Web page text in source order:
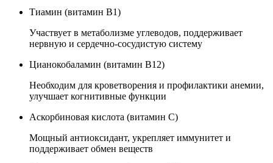
Тиамин (витамин B1)
Участвует в метаболизме углеводов, поддерживает
нервную и сердечно-сосудистую систему
Цианокобаламин (витамин B12)
Необходим для кроветворения и профилактики анемии,
улучшает когнитивные функции
Аскорбиновая кислота (витамин C)
Мощный антиоксидант, укрепляет иммунитет и
поддерживает обмен веществ